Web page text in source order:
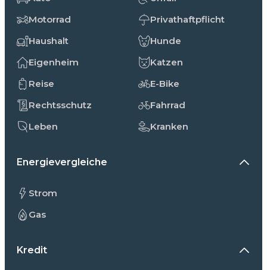
Motorrad
Haushalt
Eigenheim
Reise
Rechtsschutz
Leben
Privathaftpflicht
Hunde
Katzen
E-Bike
Fahrrad
Kranken
Energievergleiche
Strom
Gas
Kredit